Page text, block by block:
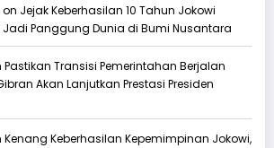
on Jejak Keberhasilan 10 Tahun Jokowi
Panggung Dunia di Bumi Nusantara
Pastikan Transisi Pemerintahan Berjalan
Akan Lanjutkan Prestasi Presiden
Kenang Keberhasilan Kepemimpinan Jokowi,